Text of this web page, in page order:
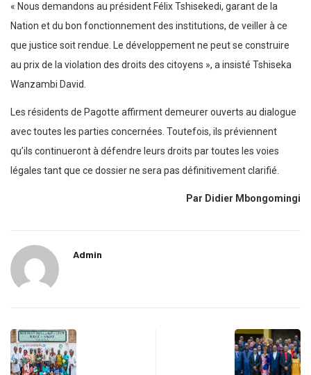
« Nous demandons au président Félix Tshisekedi, garant de la
Nation et du bon fonctionnement des institutions, de veiller à ce
que justice soit rendue. Le développement ne peut se construire
au prix de la violation des droits des citoyens », a insisté Tshiseka
Wanzambi David.
Les résidents de Pagotte affirment demeurer ouverts au dialogue
avec toutes les parties concernées. Toutefois, ils préviennent
qu’ils continueront à défendre leurs droits par toutes les voies
légales tant que ce dossier ne sera pas définitivement clarifié.
Par Didier Mbongomingi
Admin